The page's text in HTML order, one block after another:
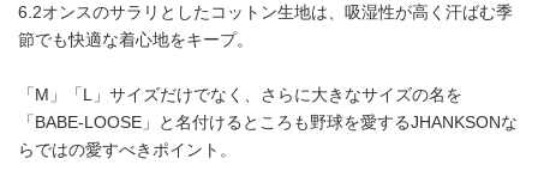
6.2オンスのサラリとしたコットン生地は、吸湿性が高く汗ばむ季
節でも快適な着心地をキープ。
「M」「L」サイズだけでなく、さらに大きなサイズの名を
「BABE-LOOSE」と名付けるところも野球を愛するJHANKSONな
らではの愛すべきポイント。